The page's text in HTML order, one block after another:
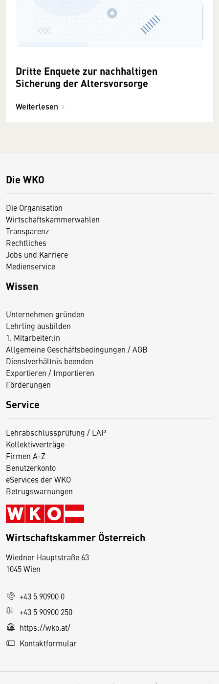
Dritte Enquete zur nachhaltigen
Sicherung der Altersvorsorge
Weiterlesen
Die WKO
Die Organisation
Wirtschaftskammerwahlen
Transparenz
Rechtliches
Jobs und Karriere
Medienservice
Wissen
Unternehmen gründen
Lehrling ausbilden
1. Mitarbeiter:in
Allgemeine Geschäftsbedingungen / AGB
Dienstverhältnis beenden
Exportieren / Importieren
Förderungen
Service
Lehrabschlussprüfung / LAP
Kollektivverträge
Firmen A-Z
Benutzerkonto
eServices der WKO
Betrugswarnungen
Wirtschaftskammer Österreich
Wiedner Hauptstraße 63
1045 Wien
+43 5 90900 0
+43 5 90900 250
https://wko.at/
Kontaktformular
D
s
e
S
e